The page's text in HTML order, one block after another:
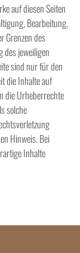
auf diesen Seiten
Bearbeitung,
Grenzen des
jeweiligen
sind nur für den
die Inhalte auf
die Urheberrechte
solche
Hinweis. Bei
Inhalte